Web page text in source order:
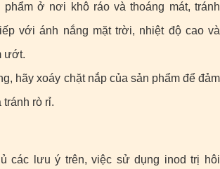
phẩm ở nơi khô ráo và thoáng mát, tránh
với ánh nắng mặt trời, nhiệt độ cao và
ướt.
hãy xoáy chặt nắp của sản phẩm để đảm
tránh rò rỉ.
các lưu ý trên, việc sử dụng inod trị hôi